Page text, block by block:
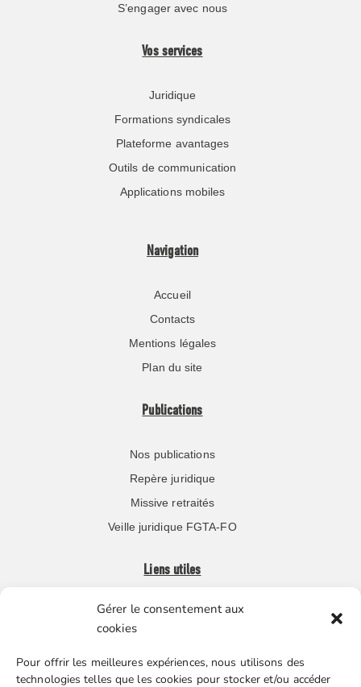
Gérer le consentement aux
cookies
Pour offrir les meilleures expériences, nous utilisons des
technologies telles que les cookies pour stocker et/ou accéder
S’engager avec nous
Vos services
Juridique
Formations syndicales
Plateforme avantages
Outils de communication
Applications mobiles
Navigation
Accueil
Contacts
Mentions légales
Plan du site
Publications
Nos publications
Repère juridique
Missive retraités
Veille juridique FGTA-FO
Liens utiles
Boutique en ligne
Espace Presse
Nos partenaires